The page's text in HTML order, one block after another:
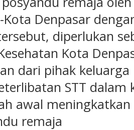
Kota Denpasar
diperlukan
Kota
dari pihak
STT dalam
awal
remaja